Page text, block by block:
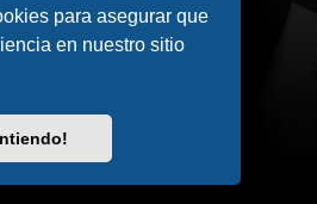
para asegurar que
en nuestro sitio